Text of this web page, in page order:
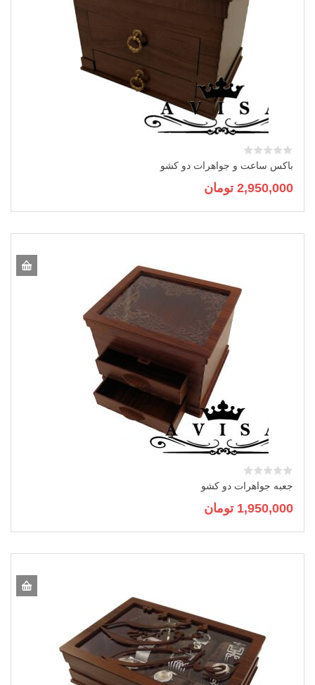
باکس ساعت و جواهرات دو کشو
2,950,000 تومان
جعبه جواهرات دو کشو
1,950,000 تومان